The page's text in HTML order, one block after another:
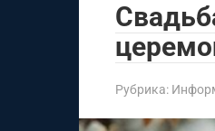
Рубрика: